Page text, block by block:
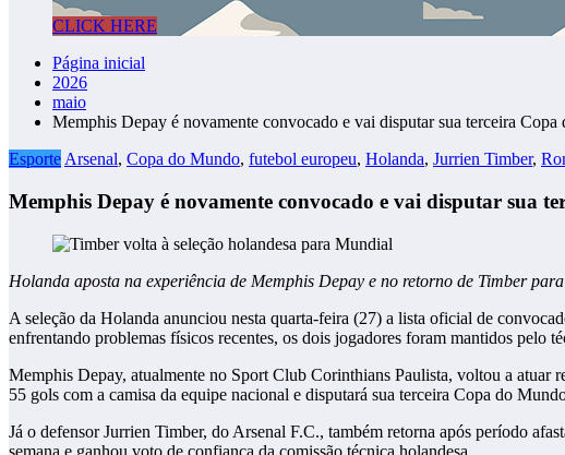
CLICK HERE
Página inicial
2026
maio
Memphis Depay é novamente convocado e vai disputar sua terceira
Esporte Arsenal, Copa do Mundo, futebol europeu, Holanda, Jurrien Timber,
Memphis Depay é novamente convocado e vai disputar sua
Holanda aposta na experiência de Memphis Depay e no retorno de Timber
A seleção da Holanda anunciou nesta quarta-feira (27) a lista oficial de
enfrentando problemas físicos recentes, os dois jogadores foram mantidos pelo
Memphis Depay, atualmente no Sport Club Corinthians Paulista, voltou a atuar
55 gols com a camisa da equipe nacional e disputará sua terceira Copa do
Já o defensor Jurrien Timber, do Arsenal F.C., também retorna após período
semana e ganhou voto de confiança da comissão técnica holandesa.